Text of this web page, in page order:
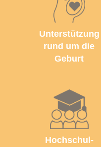
Unterstützung
rund um die
Geburt
Hochschul­